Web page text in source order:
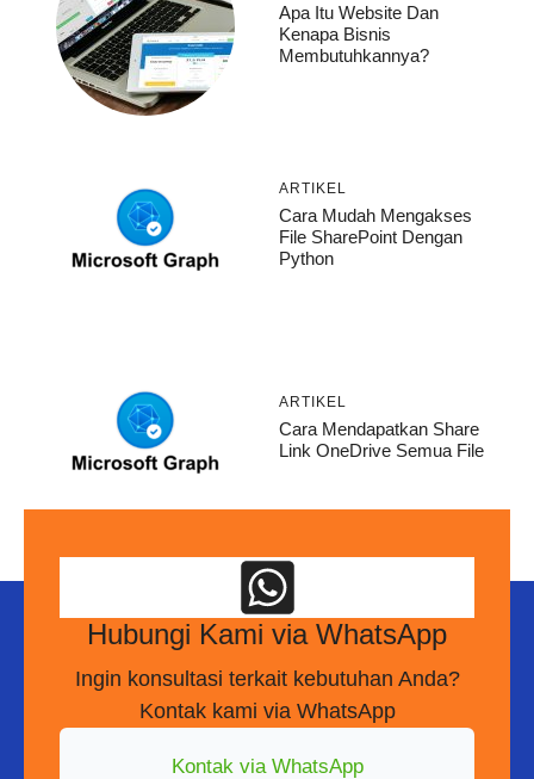
Apa Itu Website Dan
Kenapa Bisnis
Membutuhkannya?
ARTIKEL
Cara Mudah Mengakses
File SharePoint Dengan
Python
ARTIKEL
Cara Mendapatkan Share
Link OneDrive Semua File
Hubungi Kami via WhatsApp
Ingin konsultasi terkait kebutuhan Anda?
Kontak kami via WhatsApp
Kontak via WhatsApp